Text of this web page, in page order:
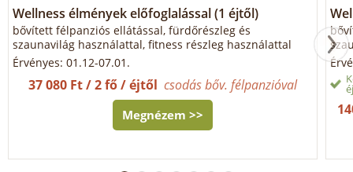
Wellness élmények előfoglalással (1 éjtől)
bővített félpanziós ellátással, fürdőrészleg és
szaunavilág használattal, fitness részleg használattal
Érvényes: 01.12-07.01.
37 080 Ft / 2 fő / éjtőlcsodás bőv. félpanzióval
Megnézem >>